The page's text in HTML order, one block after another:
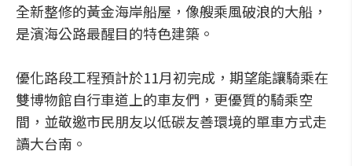
全新整修的黃金海岸船屋，像艘乘風破浪的大船，
是濱海公路最醒目的特色建築。
優化路段工程預計於11月初完成，期望能讓騎乘在
雙博物館自行車道上的車友們，更優質的騎乘空
間，並敬邀市民朋友以低碳友善環境的單車方式走
讀大台南。